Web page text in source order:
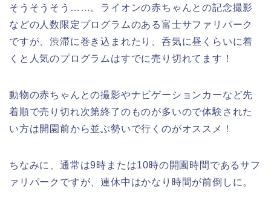
そうそうそう……。ライオンの赤ちゃんとの記念撮影
などの人数限定プログラムのある富士サファリパーク
ですが、渋滞に巻き込まれたり、呑気に昼くらいに着
くと人気のプログラムはすでに売り切れてます！
動物の赤ちゃんとの撮影やナビゲーションカーなど先
着順で売り切れ次第終了のものが多いので体験された
い方は開園前から並ぶ勢いで行くのがオススメ！
ちなみに、通常は9時または10時の開園時間であるサフ
ァリパークですが、連休中はかなり時間が前倒しに。